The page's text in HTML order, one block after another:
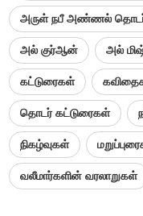
அருள் நபீ அண்ணல்
அல் குர்ஆன் அல்
கட்டுரைகள்
தொடர் கட்டுரைகள்
நிகழ்வுகள்
வலீமார்களின் வரலாறுகள்